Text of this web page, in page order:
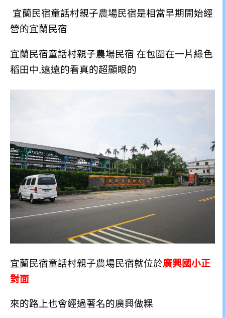
宜蘭民宿童話村親子農場民宿是相當早期開始經
營的宜蘭民宿
宜蘭民宿童話村親子農場民宿 在包圍在一片綠色
稻田中,遠遠的看真的超顯眼的
宜蘭民宿童話村親子農場民宿就位於廣興國小正
對面
來的路上也會經過著名的廣興做粿